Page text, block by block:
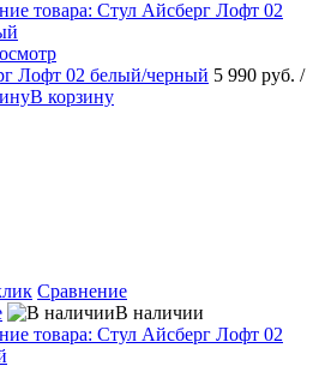
Лофт 02 белый/черный 5 990 руб. /
В корзину
Сравнение
В наличии